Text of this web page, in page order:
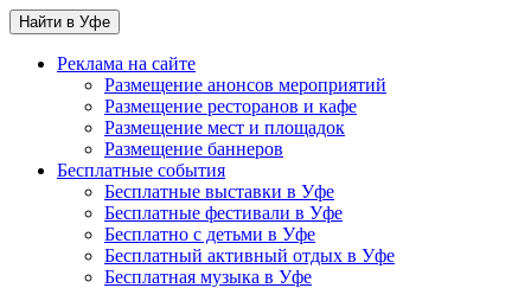
Найти в Уфе
Реклама на сайте
Размещение анонсов мероприятий
Размещение ресторанов и кафе
Размещение мест и площадок
Размещение баннеров
Бесплатные события
Бесплатные выставки в Уфе
Бесплатные фестивали в Уфе
Бесплатно с детьми в Уфе
Бесплатный активный отдых в Уфе
Бесплатная музыка в Уфе